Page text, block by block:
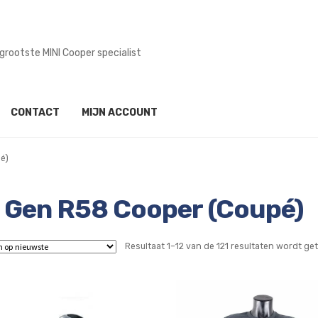
in onze werkplaats
CONTACT MIJN ACCOUNT
R58 Cooper (Coupé)
Resultaat 1–12 van de 121 resultaten wordt